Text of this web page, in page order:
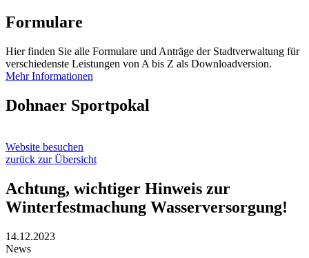
Formulare
Hier finden Sie alle Formulare und Anträge der Stadtverwaltung für
verschiedenste Leistungen von A bis Z als Downloadversion.
Mehr Informationen
Dohnaer Sportpokal
Website besuchen
zurück zur Übersicht
Achtung, wichtiger Hinweis zur
Winterfestmachung Wasserversorgung!
14.12.2023
News